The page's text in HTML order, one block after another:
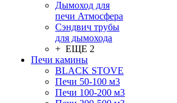
Дымоход для
печи Атмосфера
Сэндвич трубы
для дымохода
+ ЕЩЕ 2
Печи камины
BLACK STOVE
Печи 50-100 м3
Печи 100-200 м3